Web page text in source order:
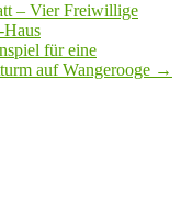
– Vier Freiwillige
für eine
auf Wangerooge →